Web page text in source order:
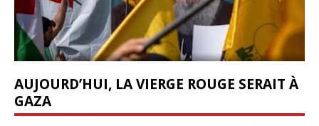
AUJOURD’HUI, LA VIERGE ROUGE SERAIT À
GAZA